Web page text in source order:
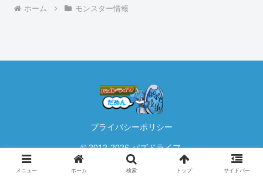
ホーム モンスター情報
プライバシーポリシー
© 2012-2026 パズドライフ.
メニュー ホーム 検索 トップ サイドバー